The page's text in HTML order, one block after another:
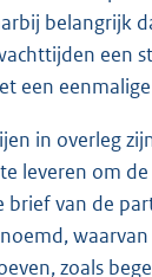
belangrijk
een
een
in overleg
leveren om
brief van de
zoals